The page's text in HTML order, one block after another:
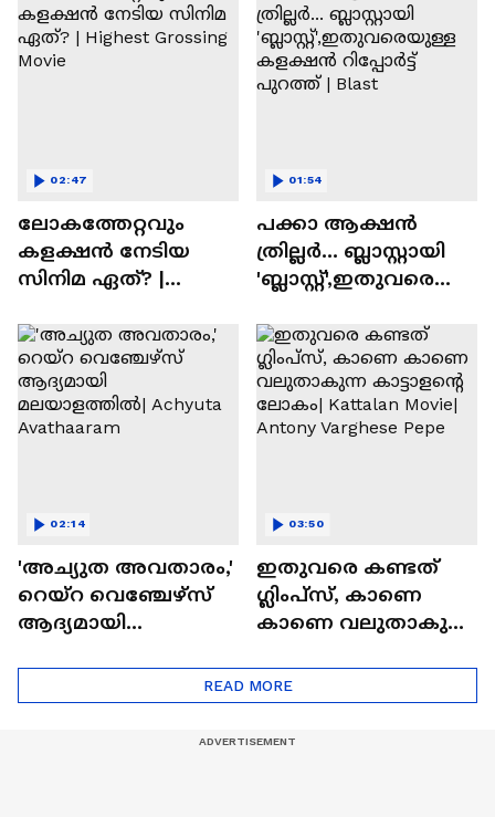
ലോകത്തേറ്റവും
കളക്ഷൻ നേടിയ
സിനിമ ഏത്? |
Movie
02:47
പക്കാ ആക്ഷൻ
ത്രില്ലർ... ബ്ലാസ്റ്റായി
'ബ്ലാസ്റ്റ്',ഇതുവരെയു
റിപ്പോർട്ട് പുറത്ത് |
Blast
01:54
'അച്യുത അവതാരം,'
റെയ്റ വെഞ്ചേഴ്‌സ്
ആദ്യമായി
Achyuta Avathaaram
02:14
ഇതുവരെ കണ്ടത്
ഗ്ലിംപ്സ്, കാണെ
കാണെ വലുതാകുന്ന
Kattalan Movie|
Antony Varghese Pepe
03:50
READ MORE